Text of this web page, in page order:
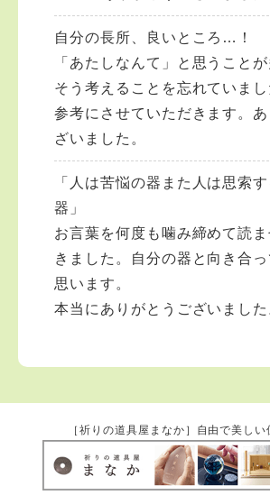
自分の長所、良いところ…！
「あたしなんて」と思うこと
そう考えることを忘れていまし
参考にさせていただきます。
ざいました。
「人は苦悩の器また人は思索
器」
お言葉を何度も噛み締めて読
きました。自分の器と向き合
思います。
本当にありがとうございました
［祈りの道具屋まなか］自由で美し